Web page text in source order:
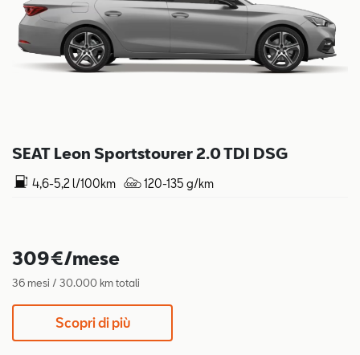
SEAT Leon Sportstourer 2.0 TDI DSG
4,6-5,2 l/100km 120-135 g/km
309€/mese
36 mesi / 30.000 km totali
Scopri di più